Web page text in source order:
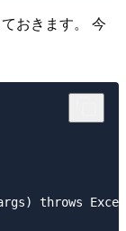
おきます。 今
throws